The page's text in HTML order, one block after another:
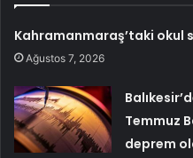
Kahramanmaraş’taki okul
Ağustos 7, 2026
Temmuz
deprem